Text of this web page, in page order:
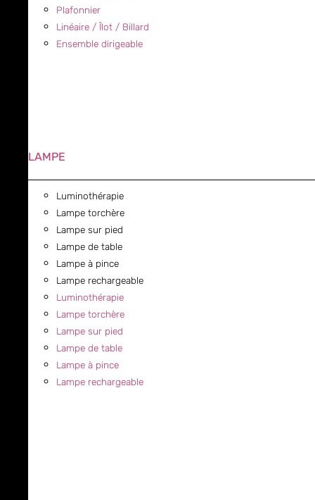
Plafonnier
Linéaire / Îlot / Billard
Ensemble dirigeable
LAMPE
Luminothérapie
Lampe torchère
Lampe sur pied
Lampe de table
Lampe à pince
Lampe rechargeable
Luminothérapie
Lampe torchère
Lampe sur pied
Lampe de table
Lampe à pince
Lampe rechargeable